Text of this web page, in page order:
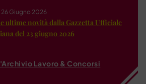
Giugno 2026
ultime novità dalla Gazzetta Ufficiale
del 23 giugno 2026
Lavoro & Concorsi